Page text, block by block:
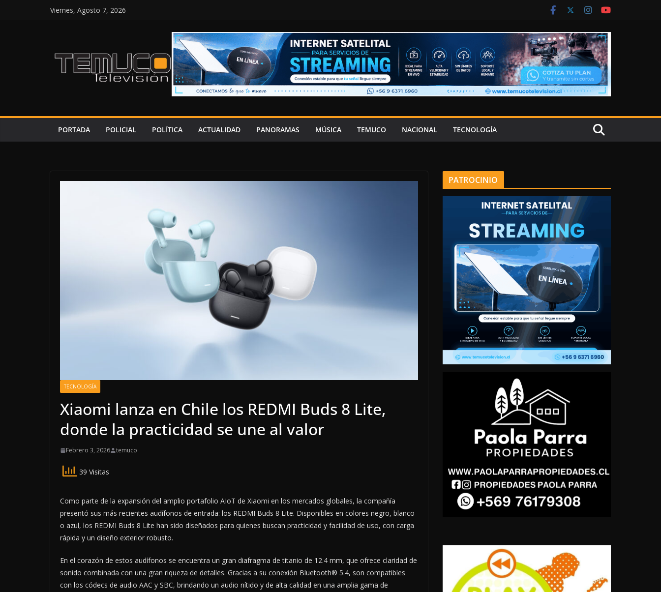
Viernes, Agosto 7, 2026
PORTADA POLICIAL POLÍTICA ACTUALIDAD PANORAMAS MÚSICA TEMUCO NACIONAL TECNOLOGÍA
TECNOLOGÍA
Xiaomi lanza en Chile los REDMI Buds 8 Lite,
donde la practicidad se une al valor
Febrero 3, 2026 temuco
39 Visitas
Como parte de la expansión del amplio portafolio AIoT de Xiaomi en los mercados globales, la compañía
presentó sus más recientes audífonos de entrada: los REDMI Buds 8 Lite. Disponibles en colores negro, blanco
o azul, los REDMI Buds 8 Lite han sido diseñados para quienes buscan practicidad y facilidad de uso, con carga
rápida y un diseño exterior robusto.
En el corazón de estos audífonos se encuentra un gran diafragma de titanio de 12.4 mm, que ofrece claridad de
sonido combinada con una gran riqueza de detalles. Gracias a su conexión Bluetooth® 5.4, son compatibles
con los códecs de audio AAC y SBC, brindando un audio nítido y de alta calidad en una amplia gama de
PATROCINIO